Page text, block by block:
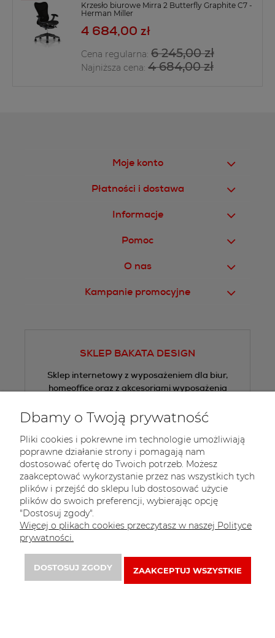
Krzesło biurowe Mirra 2 Butterfly Graphite C7 -
Herman Miller
4 684,00 zł
Cena regularna: 6 245,00 zł
Najniższa cena: 4 684,00 zł
Moje konto
Płatności i dostawa
Informacje
Pomoc
O nas
Kampanie promocyjne
SKLEP BAKATA DESIGN
Sklep internetowy z wyposażeniem dla biur,
homeoffice oraz z akcesoriami wyposażenia
Tel.:
+48 605 505 013
E-mail: sklep@bakata.pl
Zapisz się do newslettera
Dbamy o Twoją prywatność
Pliki cookies i pokrewne im technologie umożliwiają
poprawne działanie strony i pomagają nam
dostosować ofertę do Twoich potrzeb. Możesz
zaakceptować wykorzystanie przez nas wszystkich tych
plików i przejść do sklepu lub dostosować użycie
plików do swoich preferencji, wybierając opcję
"Dostosuj zgody".
Więcej o plikach cookies przeczytasz w naszej Polityce
prywatności.
DOSTOSUJ ZGODY ZAAKCEPTUJ WSZYSTKIE